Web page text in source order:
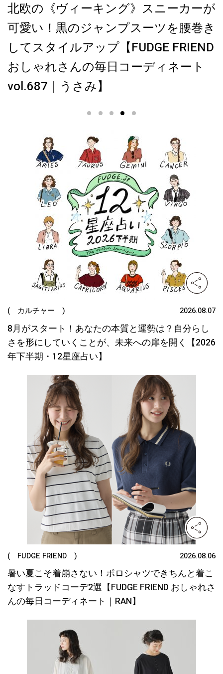
期待以上に使える！ 夏コーデをワン
ランクおしゃれにするグルカサンダ
ル5選
( カルチャー ) 2026.08.07
8月がスタート！あなたの本質と運勢は？自分らし
さを形にしていくことが、未来への扉を開く【2026
年下半期・12星座占い】
( FUDGE FRIEND ) 2026.08.06
暑い夏こそ着崩さない！ポロシャツできちんと着こ
なすトラッドコーデ2選【FUDGE FRIEND おしゃれさ
んの毎日コーディネート｜RAN】